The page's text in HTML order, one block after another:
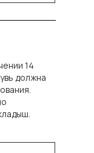
14
должна